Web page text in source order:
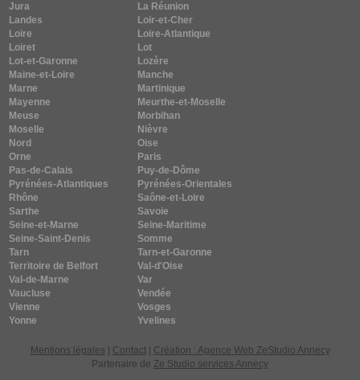
Jura
La Réunion
Landes
Loir-et-Cher
Loire
Loire-Atlantique
Loiret
Lot
Lot-et-Garonne
Lozère
Maine-et-Loire
Manche
Marne
Martinique
Mayenne
Meurthe-et-Moselle
Meuse
Morbihan
Moselle
Nièvre
Nord
Oise
Orne
Paris
Pas-de-Calais
Puy-de-Dôme
Pyrénées-Atlantiques
Pyrénées-Orientales
Rhône
Saône-et-Loire
Sarthe
Savoie
Seine-et-Marne
Seine-Maritime
Seine-Saint-Denis
Somme
Tarn
Tarn-et-Garonne
Territoire de Belfort
Val-d'Oise
Val-de-Marne
Var
Vaucluse
Vendée
Vienne
Vosges
Yonne
Yvelines
Mentions légales Contact|
Création : Agence Web ZeStudio Annecy
Partenaire de Ze Studio services Annecy